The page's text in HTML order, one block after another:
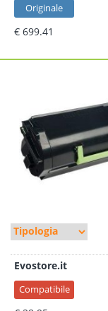
Originale
€ 699.41
Evostore.it
Compatibile